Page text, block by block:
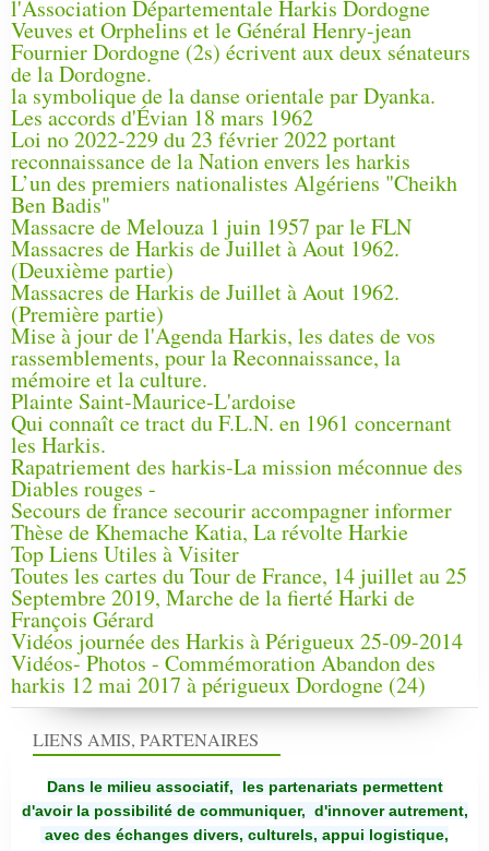
l'Association Départementale Harkis Dordogne
Veuves et Orphelins et le Général Henry-jean
Fournier Dordogne (2s) écrivent aux deux sénateurs
de la Dordogne.
la symbolique de la danse orientale par Dyanka.
Les accords d'Évian 18 mars 1962
Loi no 2022-229 du 23 février 2022 portant
reconnaissance de la Nation envers les harkis
L’un des premiers nationalistes Algériens "Cheikh
Ben Badis"
Massacre de Melouza 1 juin 1957 par le FLN
Massacres de Harkis de Juillet à Aout 1962.
(Deuxième partie)
Massacres de Harkis de Juillet à Aout 1962.
(Première partie)
Mise à jour de l'Agenda Harkis, les dates de vos
rassemblements, pour la Reconnaissance, la
mémoire et la culture.
Plainte Saint-Maurice-L'ardoise
Qui connaît ce tract du F.L.N. en 1961 concernant
les Harkis.
Rapatriement des harkis-La mission méconnue des
Diables rouges -
Secours de france secourir accompagner informer
Thèse de Khemache Katia, La révolte Harkie
Top Liens Utiles à Visiter
Toutes les cartes du Tour de France, 14 juillet au 25
Septembre 2019, Marche de la fierté Harki de
François Gérard
Vidéos journée des Harkis à Périgueux 25-09-2014
Vidéos- Photos - Commémoration Abandon des
harkis 12 mai 2017 à périgueux Dordogne (24)
LIENS AMIS, PARTENAIRES
Dans le milieu associatif, les partenariats permettent
d'avoir la possibilité de communiquer, d'innover autrement,
avec des échanges divers, culturels, appui logistique,